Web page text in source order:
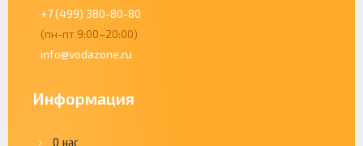
+7 (499) 380-80-80
(пн-пт 9:00–20:00)
info@vodazone.ru
Информация
О нас